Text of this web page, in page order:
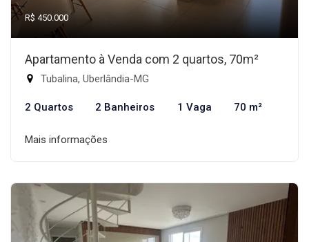
R$ 450.000
Apartamento à Venda com 2 quartos, 70m²
Tubalina, Uberlândia-MG
2 Quartos 2 Banheiros 1 Vaga 70 m²
Mais informações